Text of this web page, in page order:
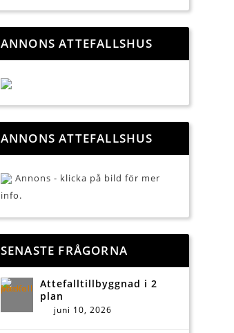
ANNONS ATTEFALLSHUS
ANNONS ATTEFALLSHUS
Annons - klicka på bild för mer
info.
SENASTE FRÅGORNA
Attefalltillbyggnad i 2
plan
juni 10, 2026